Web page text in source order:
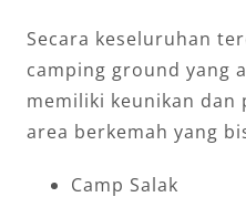
Secara keseluruhan
camping ground yang
memiliki keunikan dan
area berkemah yang
Camp Salak